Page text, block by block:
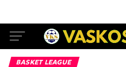
BASKET LEAGUE